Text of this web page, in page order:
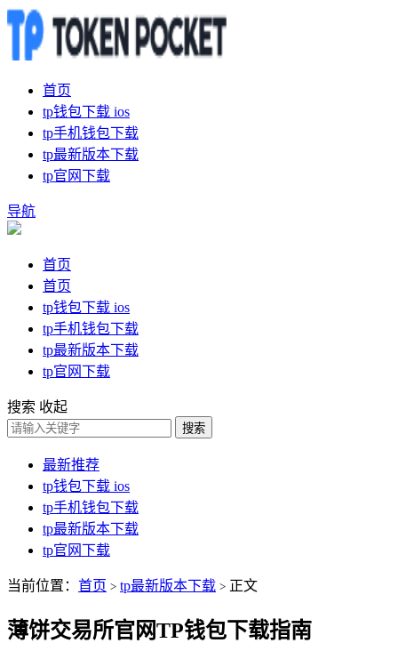
首页
tp钱包下载 ios
tp手机钱包下载
tp最新版本下载
tp官网下载
导航
首页
首页
tp钱包下载 ios
tp手机钱包下载
tp最新版本下载
tp官网下载
搜索 收起
搜索
最新推荐
tp钱包下载 ios
tp手机钱包下载
tp最新版本下载
tp官网下载
当前位置： 首页 > tp最新版本下载 > 正文
薄饼交易所官网TP钱包下载指南